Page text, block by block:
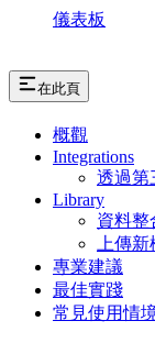
儀表板
在此頁
概觀
Integrations
透過第
Library
資料整
上傳
專業建議
最佳實踐
常見使用情